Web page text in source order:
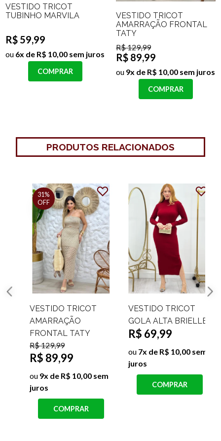
VESTIDO TRICOT
TUBINHO MARVILA
R$ 59,99
ou 6x de R$ 10,00 sem juros
COMPRAR
VESTIDO TRICOT
AMARRAÇÃO FRONTAL
TATY
R$ 129,99
R$ 89,99
ou 9x de R$ 10,00 sem juros
COMPRAR
PRODUTOS RELACIONADOS
VESTIDO TRICOT
AMARRAÇÃO
FRONTAL TATY
R$ 129,99
R$ 89,99
9x de R$ 10,00 sem
juros
31%
OFF
COMPRAR
VESTIDO TRICOT
GOLA ALTA BRIELLE
R$ 69,99
7x de R$ 10,00 sem
juros
COMPRAR